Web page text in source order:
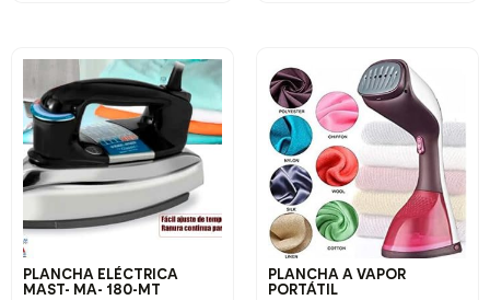
PLANCHA ELÉCTRICA
MAST- MA- 180-MT
PLANCHA A VAPOR
PORTÁTIL